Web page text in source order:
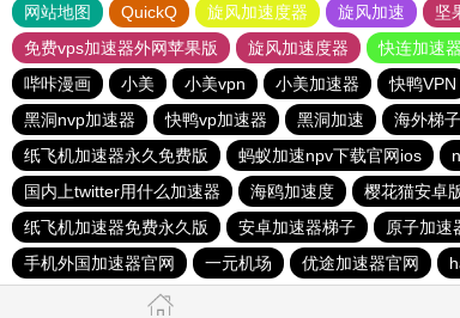
网站地图 QuickQ 旋风加速度器 旋风加速 坚
免费vps加速器外网苹果版
旋风加速度器 快连加速器
哔咔漫画
小美 小美vpn 小美加速器 快鸭VPN
黑洞nvp加速器
快鸭vp加速器 黑洞加速 海外梯
纸飞机加速器永久免费版
蚂蚁加速npv下载官网ios
国内上twitter用什么加速器
海鸥加速度 樱花猫安卓
纸飞机加速器免费永久版
安卓加速器梯子 原子加速
手机外国加速器官网
一元机场 优途加速器官网